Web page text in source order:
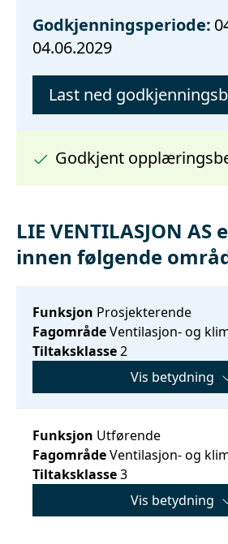
Godkjenningsperiode:
04.06.2029
Last ned
Godkjent
LIE VENTILASJON
innen følgende
Funksjon Prosjekterende
FagområdeVentilasjon- og
Tiltaksklasse2
Vis betydning
Funksjon Utførende
FagområdeVentilasjon- og
Tiltaksklasse3
Vis betydning